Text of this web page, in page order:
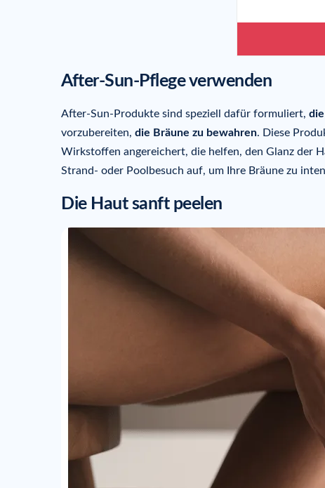
After-Sun-Pflege verwenden
After-Sun-Produkte sind speziell dafür formuliert,
vorzubereiten, die Bräune zu bewahren. Diese
Wirkstoffen angereichert, die helfen, den Glanz der
Strand- oder Poolbesuch auf, um Ihre Bräune zu
Die Haut sanft peelen